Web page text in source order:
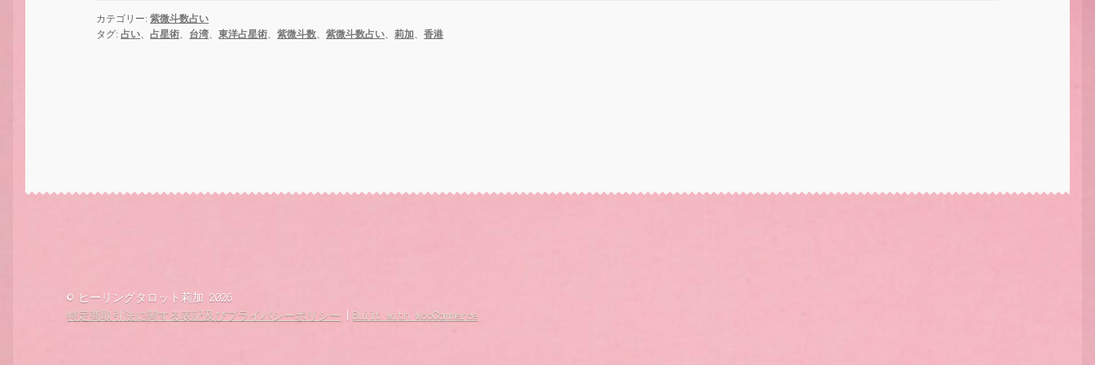
カテゴリー:紫微斗数占い
タグ:占い、占星術、 台湾、東洋占星術、紫微斗数、紫微斗数占い、莉加、香港
© ヒーリングタロット莉加 2026
特定商取引法に関する表記及びプライバシーポリシー
Built with WooCommerce